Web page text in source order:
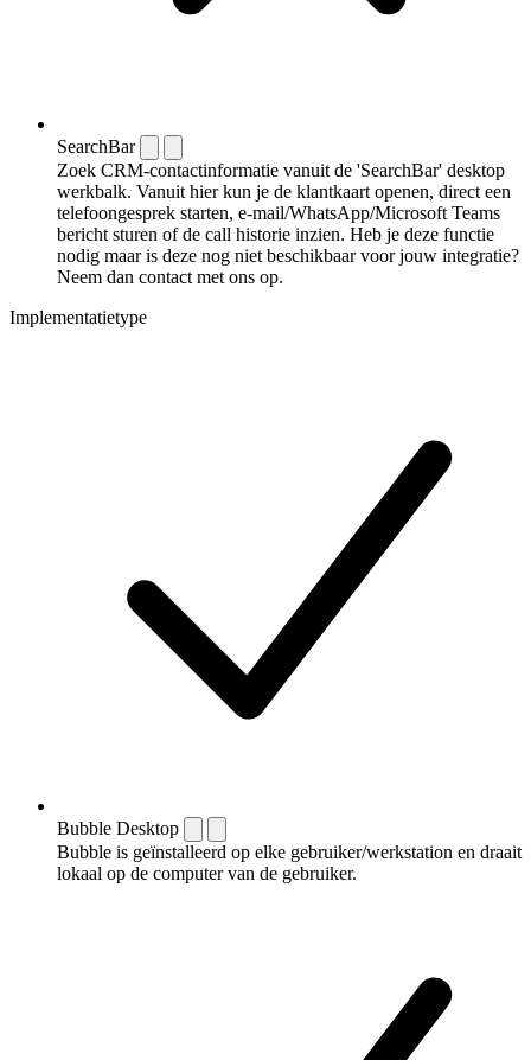
SearchBar
Zoek CRM-contactinformatie vanuit de 'SearchBar' desktop
werkbalk. Vanuit hier kun je de klantkaart openen, direct een
telefoongesprek starten, e-mail/WhatsApp/Microsoft Teams
bericht sturen of de call historie inzien. Heb je deze functie
nodig maar is deze nog niet beschikbaar voor jouw integratie?
Neem dan contact met ons op.
Implementatietype
Bubble Desktop
Bubble is geïnstalleerd op elke gebruiker/werkstation en draait
lokaal op de computer van de gebruiker.